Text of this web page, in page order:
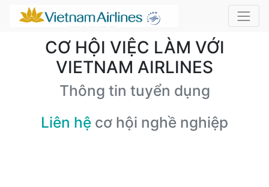
CƠ HỘI VIỆC LÀM VỚI
VIETNAM AIRLINES
Thông tin tuyển dụng
Liên hệ cơ hội nghề nghiệp